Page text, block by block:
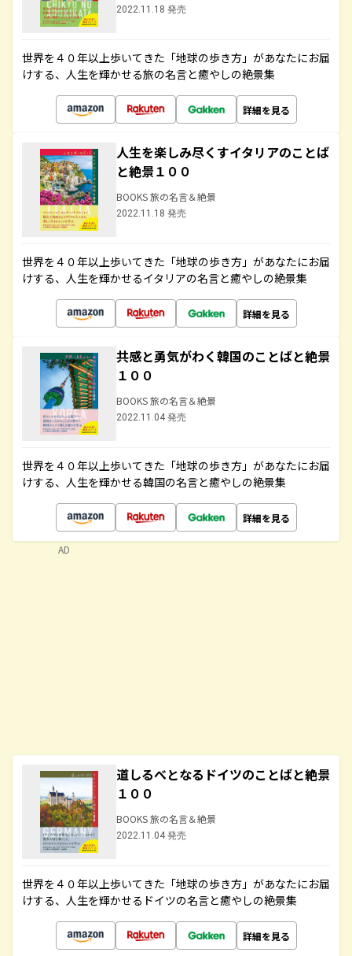
2022.11.18 発売
世界を４０年以上歩いてきた「地球の歩き方」があなたにお届
けする、人生を輝かせる旅の名言と癒やしの絶景集
詳細を見る
人生を楽しみ尽くすイタリアのことば
と絶景１００
BOOKS 旅の名言＆絶景
2022.11.18 発売
世界を４０年以上歩いてきた「地球の歩き方」があなたにお届
けする、人生を輝かせるイタリアの名言と癒やしの絶景集
詳細を見る
共感と勇気がわく韓国のことばと絶景
１００
BOOKS 旅の名言＆絶景
2022.11.04 発売
世界を４０年以上歩いてきた「地球の歩き方」があなたにお届
けする、人生を輝かせる韓国の名言と癒やしの絶景集
詳細を見る
道しるべとなるドイツのことばと絶景
１００
BOOKS 旅の名言＆絶景
2022.11.04 発売
世界を４０年以上歩いてきた「地球の歩き方」があなたにお届
けする、人生を輝かせるドイツの名言と癒やしの絶景集
詳細を見る
AD